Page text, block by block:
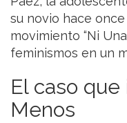
su novio hace
movimiento “Ni
feminismos en un
El caso
Menos